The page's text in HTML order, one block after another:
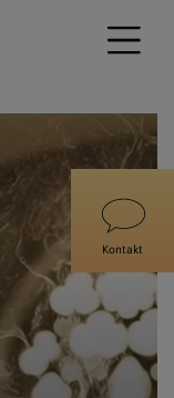
Kontakt